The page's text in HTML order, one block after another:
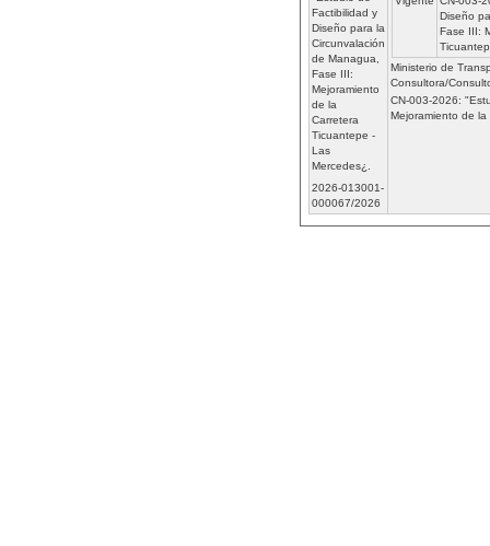
Factibilidad y
Diseño para la
Circunvalación
de Managua,
Fase III:
Mejoramiento
de la
Carretera
Ticuantepe -
Las
Mercedes¿.
2026-013001-
000067/2026
Diseño
Fase III:
Ministerio de
Consultora/
CN-003-2026:
Mejoramiento de